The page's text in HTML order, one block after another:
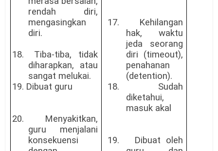
rendah diri,
mengasingkan
diri.
18.
Tiba-tiba, tidak
diharapkan, atau
sangat melukai.
19. Dibuat guru
20.
Menyakitkan,
guru menjalani
konsekuensi
17.
Kehilangan
hak, waktu
jeda seorang
diri (timeout),
penahanan
(detention).
18.
Sudah
diketahui,
masuk akal
19.
Dibuat oleh